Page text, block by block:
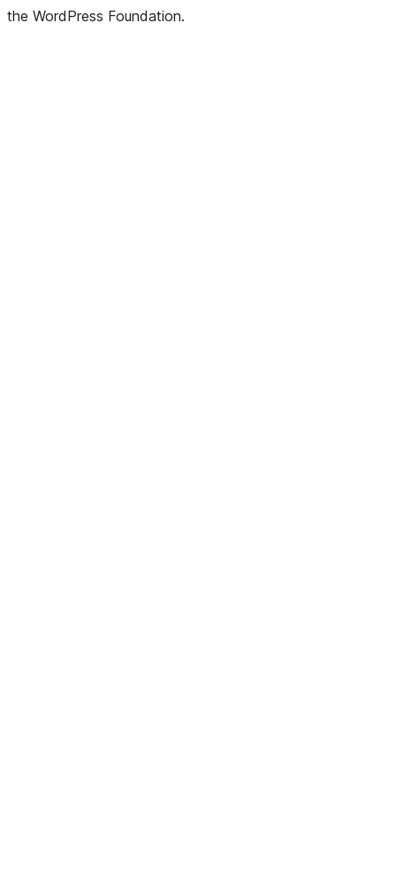
the WordPress Foundation.